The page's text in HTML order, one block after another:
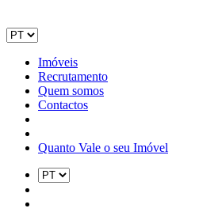
Imóveis
Recrutamento
Quem somos
Contactos
Quanto Vale o seu Imóvel